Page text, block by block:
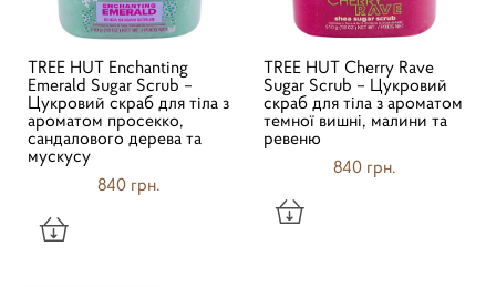
TREE HUT Enchanting
Emerald Sugar Scrub –
Цукровий скраб для тіла з
ароматом просекко,
сандалового дерева та
мускусу
840 грн.
TREE HUT Cherry Rave
Sugar Scrub – Цукровий
скраб для тіла з ароматом
темної вишні, малини та
ревеню
840 грн.